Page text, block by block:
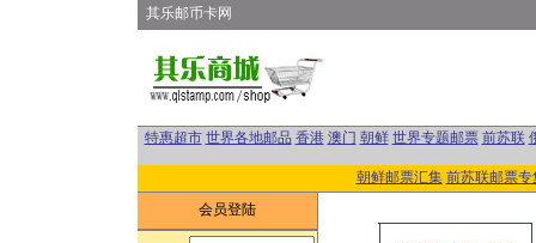
其乐邮币卡网
特惠超市 世界各地邮品 香港 澳门 朝鲜 世界专题邮票 前苏联
朝鲜邮票汇集 前苏联邮票专
会员登陆